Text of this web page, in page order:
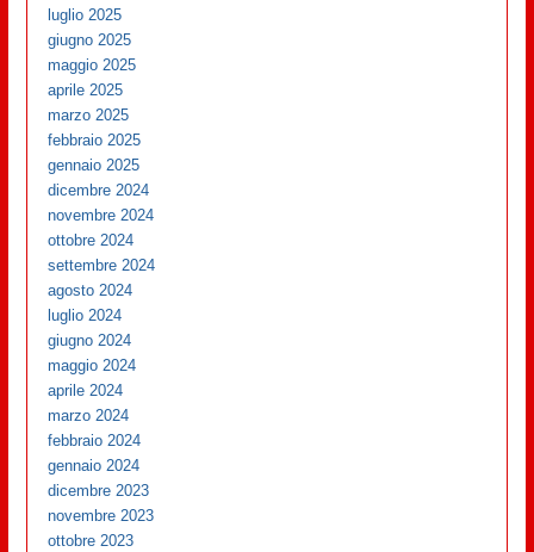
luglio 2025
giugno 2025
maggio 2025
aprile 2025
marzo 2025
febbraio 2025
gennaio 2025
dicembre 2024
novembre 2024
ottobre 2024
settembre 2024
agosto 2024
luglio 2024
giugno 2024
maggio 2024
aprile 2024
marzo 2024
febbraio 2024
gennaio 2024
dicembre 2023
novembre 2023
ottobre 2023